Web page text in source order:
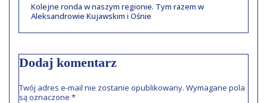
Kolejne ronda w naszym regionie. Tym razem w
Aleksandrowie Kujawskim i Ośnie
Dodaj komentarz
Twój adres e-mail nie zostanie opublikowany. Wymagane pola
są oznaczone *